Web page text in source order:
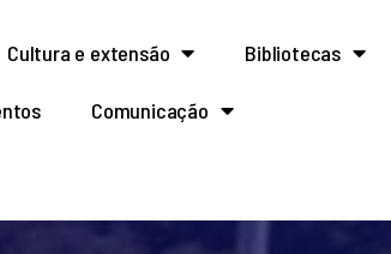
Cultura e extensão Bibliotecas
Comunicação